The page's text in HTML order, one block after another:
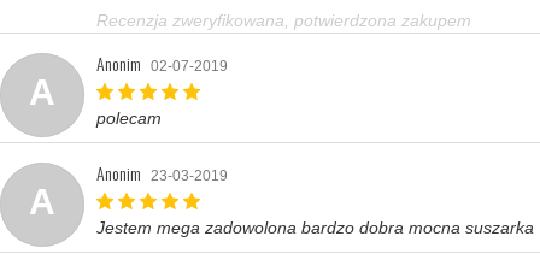
Recenzja zweryfikowana, potwierdzona zakupem
A
Anonim 02-07-2019
polecam
A
Anonim 23-03-2019
Jestem mega zadowolona bardzo dobra mocna suszarka